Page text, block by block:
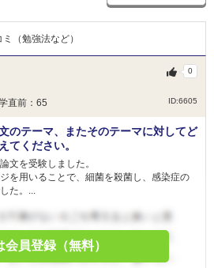
円(月額)
学経済学部卒業生の七村守氏（株式会社セ
ニ・ホールディングス名誉会長＆ファウン
ら，経済的に困窮している学力優秀な学
に専念でき，卒業まで安心して修学でき
援したいとのご寄附により，平成 28 年
口大学基金により返還を必要としない給
４月に山口大学に入学（編入学）した学
うち，次の各号に該当する者とする。た
（勉強法など）
直前：65
ID:6605
0
のテーマ、またそのテーマに対してど
てください。
文を受験しました。
を用いることで、細菌を殺菌し、感染症の
た。...
会員登録（無料）